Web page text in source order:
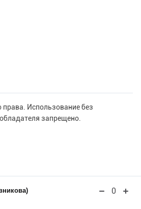
права. Использование без
запрещено.
0